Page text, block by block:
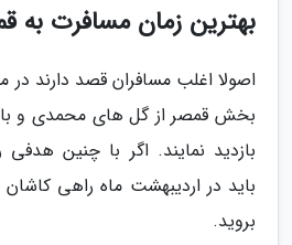
بهترین زمان مسافرت به
اصولا اغلب مسافران قصد دارند
بخش قمصر از گل های محمدی و
بازدید نمایند. اگر با چنین
باید در اردیبهشت ماه راهی
بروید.